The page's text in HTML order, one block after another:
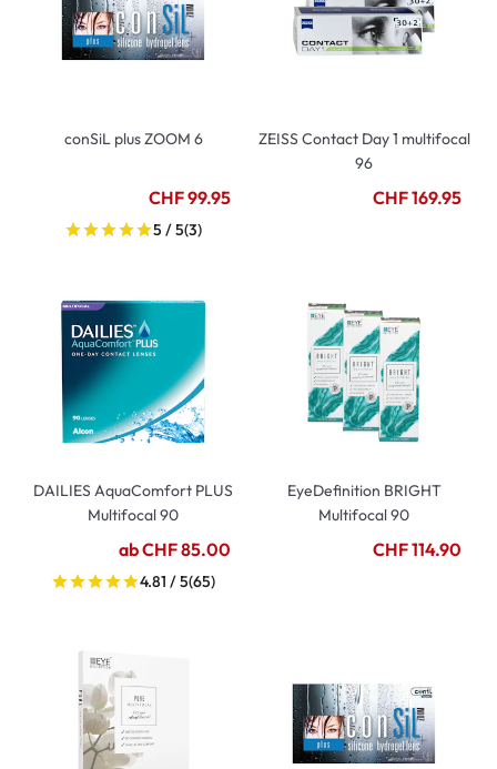
conSiL plus ZOOM 6
CHF 99.95
5 / 5(3)
ZEISS Contact Day 1 multifocal
96
CHF 169.95
DAILIES AquaComfort PLUS
Multifocal 90
ab CHF 85.00
4.81 / 5(65)
EyeDefinition BRIGHT
Multifocal 90
CHF 114.90